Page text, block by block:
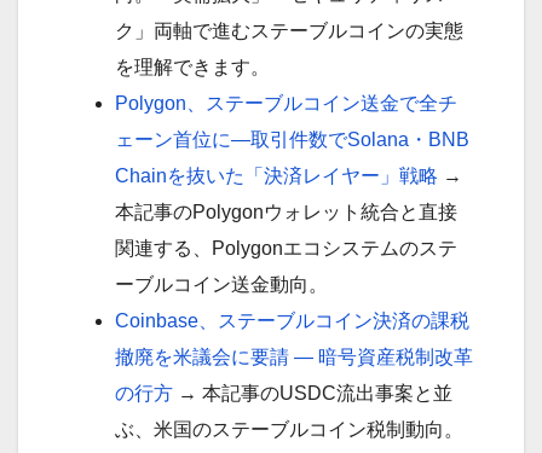
ク」両軸で進むステーブルコインの実態
を理解できます。
Polygon、ステーブルコイン送金で全チ
ェーン首位に—取引件数でSolana・BNB
Chainを抜いた「決済レイヤー」戦略 →
本記事のPolygonウォレット統合と直接
関連する、Polygonエコシステムのステ
ーブルコイン送金動向。
Coinbase、ステーブルコイン決済の課税
撤廃を米議会に要請 ― 暗号資産税制改革
の行方 → 本記事のUSDC流出事案と並
ぶ、米国のステーブルコイン税制動向。